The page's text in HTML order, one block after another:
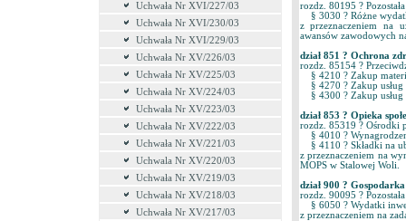
Uchwała Nr XVI/227/03
Uchwała Nr XVI/230/03
Uchwała Nr XVI/229/03
Uchwała Nr XV/226/03
Uchwała Nr XV/225/03
Uchwała Nr XV/224/03
Uchwała Nr XV/223/03
Uchwała Nr XV/222/03
Uchwała Nr XV/221/03
Uchwala Nr XV/220/03
Uchwała Nr XV/219/03
Uchwała Nr XV/218/03
Uchwała Nr XV/217/03
rozdz. 80195 ?
§ 3030 ? Różne
z przeznaczeniem na
awansów zawodowych
dział 851 ?
rozdz. 85154 ?
§ 4210 ? Zakup
§ 4270 ? Zakup
§ 4300 ? Zakup
dział 853 ? Opieka
rozdz. 85319 ?
§ 4010 ?
§ 4110 ? Składki na
z przeznaczeniem na
MOPS w Stalowej Woli.
dział 900 ?
rozdz. 90095 ?
§ 6050 ? Wydatki
z przeznaczeniem na